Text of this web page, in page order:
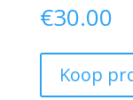
€30.00
Koop